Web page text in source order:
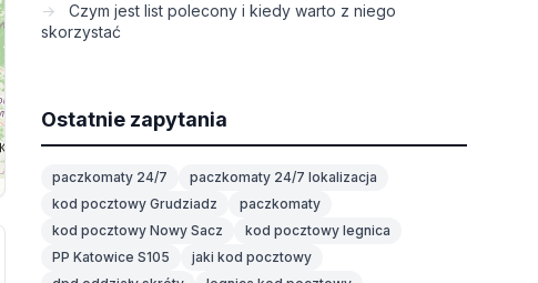
Czym jest list polecony i kiedy warto z niego
skorzystać
Ostatnie zapytania
paczkomaty 24/7
paczkomaty 24/7 lokalizacja
kod pocztowy Grudziadz
paczkomaty
kod pocztowy Nowy Sacz
kod pocztowy legnica
PP Katowice S105
jaki kod pocztowy